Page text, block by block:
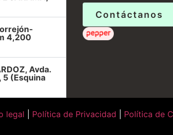
4,200
Avda.
5 (Esquina
Contáctanos
legal Política de Privacidad Política de